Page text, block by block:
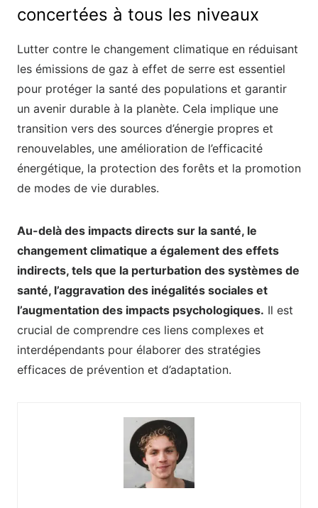
concertées à tous les niveaux
Lutter contre le changement climatique en réduisant
les émissions de gaz à effet de serre est essentiel
pour protéger la santé des populations et garantir
un avenir durable à la planète. Cela implique une
transition vers des sources d’énergie propres et
renouvelables, une amélioration de l’efficacité
énergétique, la protection des forêts et la promotion
de modes de vie durables.
Au-delà des impacts directs sur la santé, le
changement climatique a également des effets
indirects, tels que la perturbation des systèmes de
santé, l’aggravation des inégalités sociales et
l’augmentation des impacts psychologiques. Il est
crucial de comprendre ces liens complexes et
interdépendants pour élaborer des stratégies
efficaces de prévention et d’adaptation.